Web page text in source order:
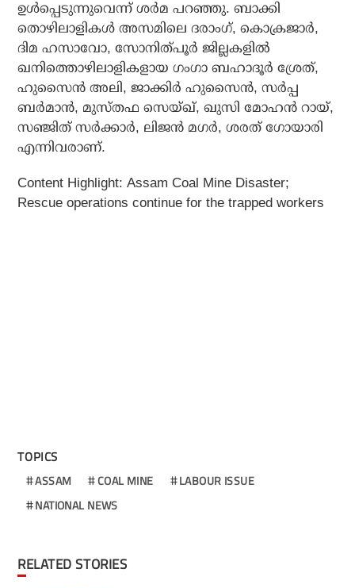
ഉള്‍പ്പെടുന്നുവെന്ന് ശര്‍മ പറഞ്ഞു. ബാക്കി
തൊഴിലാളികള്‍ അസമിലെ ദരാംഗ്, കൊക്രജാര്‍,
ദിമ ഹസാവോ, സോനിത്പൂര്‍ ജില്ലകളില്‍
ഖനിത്തൊഴിലാളികളായ ഗംഗാ ബഹാദൂര്‍ ശ്രേത്,
ഹുസൈന്‍ അലി, ജാക്കിര്‍ ഹുസൈന്‍, സര്‍പ്പ
ബര്‍മാന്‍, മുസ്തഫ സെയ്ഖ്, ഖുസി മോഹന്‍ റായ്,
സഞ്ജിത് സര്‍ക്കാര്‍, ലിജന്‍ മഗര്‍, ശരത് ഗോയാരി
എന്നിവരാണ്.
Content Highlight: Assam Coal Mine Disaster;
Rescue operations continue for the trapped workers
TOPICS
ASSAM COAL MINE
LABOUR ISSUE
NATIONAL NEWS
RELATED STORIES